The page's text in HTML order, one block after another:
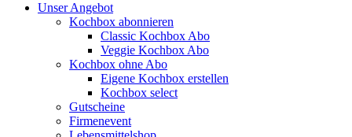
Unser Angebot
Kochbox abonnieren
Classic Kochbox Abo
Veggie Kochbox Abo
Kochbox ohne Abo
Eigene Kochbox erstellen
Kochbox select
Gutscheine
Firmenevent